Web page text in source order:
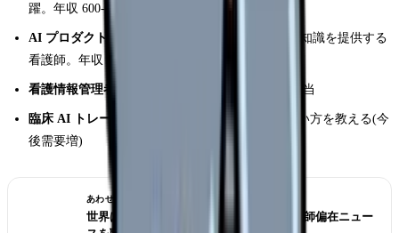
躍。年収 600-900 万円
AI プロダクトの医療監修
:Ubie・MICIN 等で医療知識を提供する
看護師。年収 500-800 万円
看護情報管理者(看護情報学認定) :院内システム担当
臨床 AI トレーナー
:病院スタッフに AI ツール使い方を教える(今
後需要増)
あわせて読みたい
世界は病院から地域・在宅へ？ICNの看護師偏在ニュー